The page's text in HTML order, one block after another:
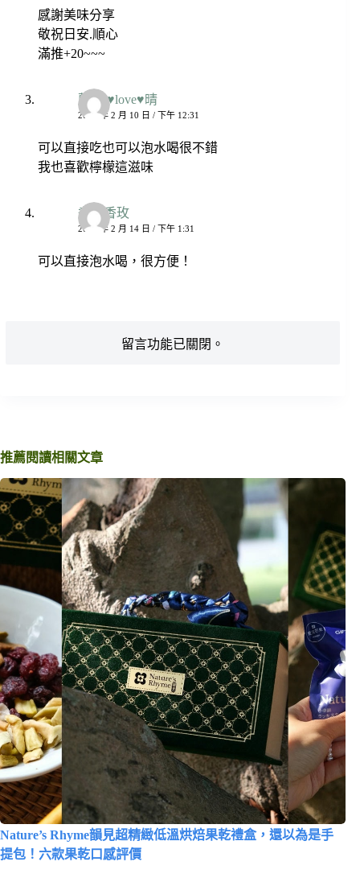
感謝美味分享
敬祝日安.順心
滿推+20~~~
藍♀β♥love♥晴
2023 年 2 月 10 日 / 下午 12:31
可以直接吃也可以泡水喝很不錯
我也喜歡檸檬這滋味
煮婦香玫
2023 年 2 月 14 日 / 下午 1:31
可以直接泡水喝，很方便！
留言功能已關閉。
推薦閱讀相關文章
Nature’s Rhyme韻見超精緻低溫烘焙果乾禮盒，還以為是手
提包！六款果乾口感評價